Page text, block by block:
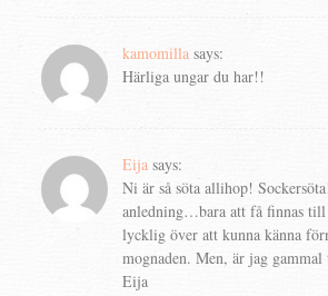
kamomilla says:
Härliga ungar du har!!
Eija says:
Ni är så söta allihop!
anledning…bara att få finnas till
lycklig över att kunna känna
mognaden. Men, är jag gammal
Eija